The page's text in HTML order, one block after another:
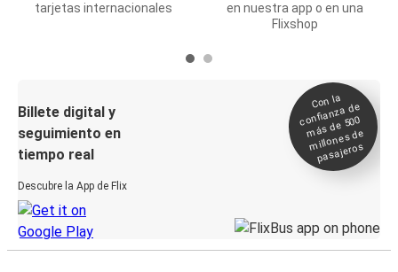
tarjetas internacionales
en nuestra app o en una
Flixshop
Billete digital y
seguimiento en
tiempo real
Descubre la App de Flix
Con la
confianza de
más de 500
millones de
pasajeros